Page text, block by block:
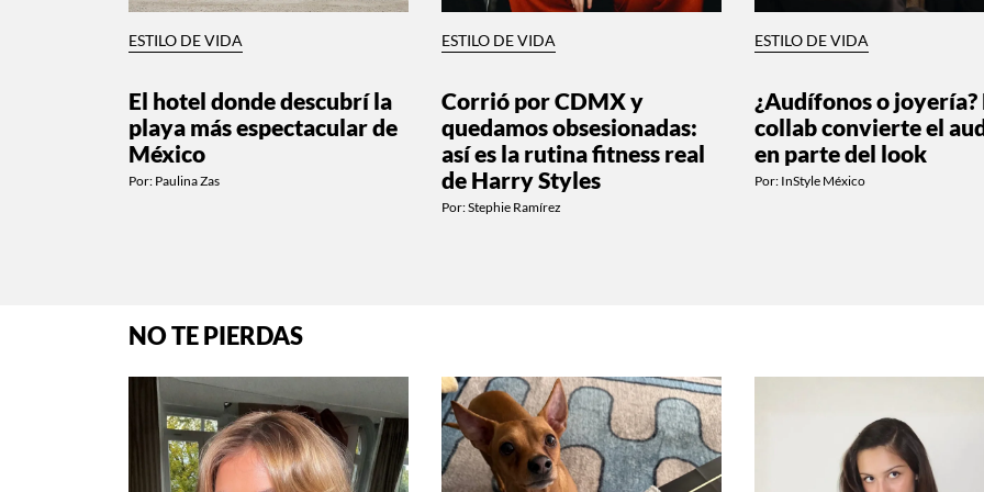
ESTILO DE VIDA
El hotel donde descubrí la
playa más espectacular de
México
Por: Paulina Zas
ESTILO DE VIDA
Corrió por CDMX y
quedamos obsesionadas:
así es la rutina fitness real
de Harry Styles
Por:Stephie Ramírez
ESTILO DE VIDA
¿Audífonos o joyería?
collab convierte el
en parte del look
Por: InStyle México
NO TE PIERDAS